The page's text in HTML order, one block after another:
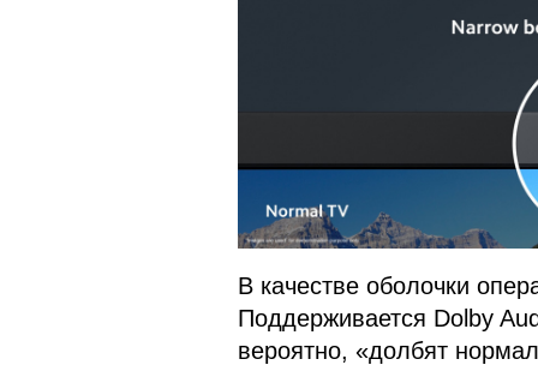
В качестве оболочки
Поддерживается Dolby
вероятно, «долбят